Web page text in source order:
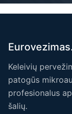
Keleivių
patogūs
profesionalus
šalių.